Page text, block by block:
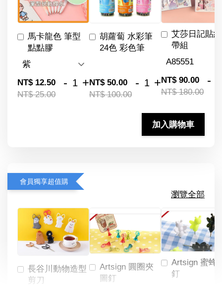
馬卡龍色 筆型
點點膠
NT$ 12.50
NT$ 25.00
- +
胡蘿蔔 水彩筆
24色 彩色筆
NT$ 50.00
NT$ 100.00
- +
艾莎日記貼
帶組
NT$ 90.00
NT$ 180.00
-
加入購物車
會員獨享超值購
瀏覽全部
長谷川動物造型
剪刀
Artsign 圓圈夾
圖釘
Artsign 蜜蜂
釘